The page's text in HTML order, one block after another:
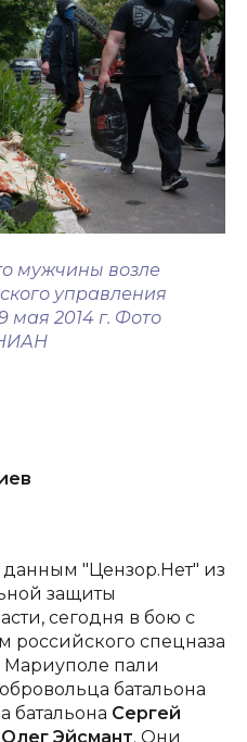
мужчины возле
управления
2014 г. Фото
"Цензор.Нет" из
защиты
сегодня в бою с
спецназа
Мариуполе пали
батальона
батальона Сергей
Олег Эйсмант. Они